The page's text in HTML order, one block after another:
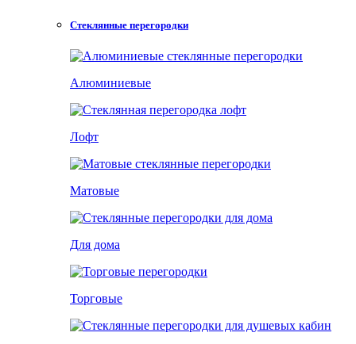
Стеклянные перегородки
Алюминиевые
Лофт
Матовые
Для дома
Торговые